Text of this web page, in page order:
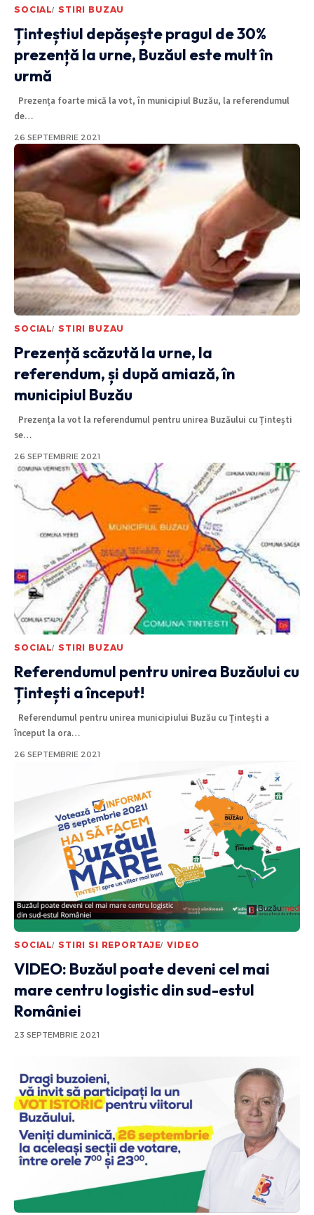
SOCIAL STIRI BUZAU
Ținteștiul depășește pragul de 30%
prezență la urne, Buzăul este mult în
urmă
Prezența foarte mică la vot, în municipiul Buzău, la referendumul
de…
26 SEPTEMBRIE 2021
SOCIAL STIRI BUZAU
Prezență scăzută la urne, la
referendum, și după amiază, în
municipiul Buzău
Prezența la vot la referendumul pentru unirea Buzăului cu Țintești
se…
26 SEPTEMBRIE 2021
SOCIAL STIRI BUZAU
Referendumul pentru unirea Buzăului cu
Țintești a început!
Referendumul pentru unirea municipiului Buzău cu Țintești a
început la ora…
26 SEPTEMBRIE 2021
SOCIAL STIRI SI REPORTAJE VIDEO
VIDEO: Buzăul poate deveni cel mai
mare centru logistic din sud-estul
României
23 SEPTEMBRIE 2021